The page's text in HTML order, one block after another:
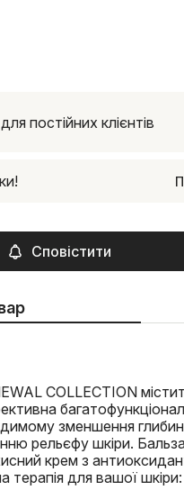
постійних клієнтів
Сповістити
COLLECTION
зменшення
рельєфу шкіри.
крем з
терапія для вашої